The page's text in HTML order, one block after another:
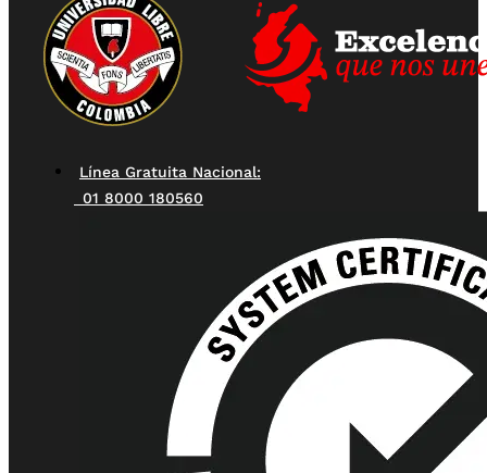
Línea Gratuita Nacional:
01 8000 180560